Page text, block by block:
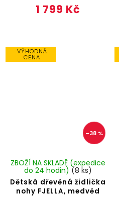
1 799 Kč
VÝHODNÁ
CENA
–38 %
Dětská dřevěná židlička
nohy FJELLA, medvěd
ZBOŽÍ NA SKLADĚ (expedice
do 24 hodin) (8 ks)